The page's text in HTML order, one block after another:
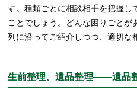
す。種類ごとに相談相手を把握し
ことでしょう。どんな困りごとが
列に沿ってご紹介しつつ、適切な
生前整理、遺品整理――遺品